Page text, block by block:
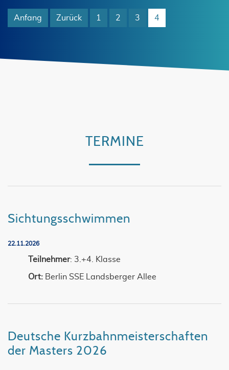
Anfang Zurück 1 2 3 4
TERMINE
Sichtungsschwimmen
22.11.2026
Teilnehmer: 3.+4. Klasse
Ort: Berlin SSE Landsberger Allee
Deutsche Kurzbahnmeisterschaften
der Masters 2026